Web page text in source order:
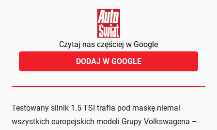
Czytaj nas częściej w Google
DODAJ W GOOGLE
Testowany silnik 1.5 TSI trafia pod maskę niemal
wszystkich europejskich modeli Grupy Volkswagena –